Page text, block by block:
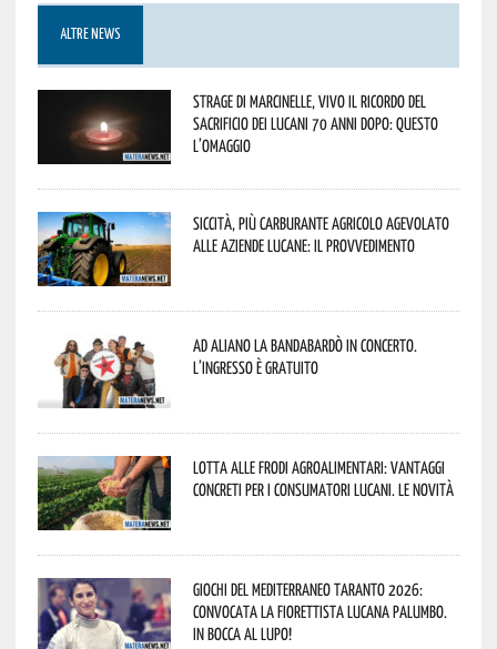
ALTRE NEWS
Strage di Marcinelle, vivo il ricordo del
sacrificio dei lucani 70 anni dopo: questo
l’omaggio
Siccità, più carburante agricolo agevolato
alle aziende lucane: il provvedimento
Ad Aliano la Bandabardò in concerto.
L’ingresso è gratuito
Lotta alle frodi agroalimentari: vantaggi
concreti per i consumatori lucani. Le novità
Giochi del Mediterraneo Taranto 2026:
convocata la fiorettista lucana Palumbo.
In bocca al lupo!